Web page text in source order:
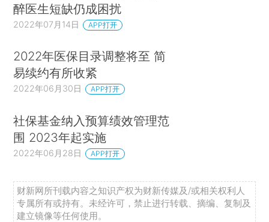
醉医生短缺仍成困扰
2022年07月14日 APP打开
2022年医保目录调整将至 简
易续约有所收紧
2022年06月30日 APP打开
社保基金纳入预算绩效管理范
围 2023年起实施
2022年06月28日 APP打开
财新网所刊载内容之知识产权为财新传媒及/或相关权利人
专属所有或持有。未经许可，禁止进行转载、摘编、复制及
建立镜像等任何使用。